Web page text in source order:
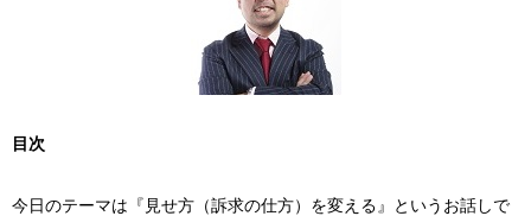
目次
今日のテーマは『見せ方（訴求の仕方）を変える』というお話しで